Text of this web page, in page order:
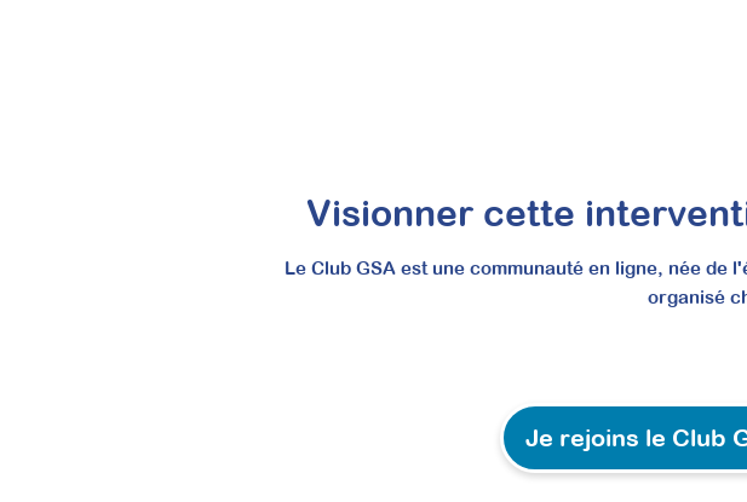
Attestation de formation
Durée 18h réparties sur 5 semaines
Visionner cette
Le Club GSA est une communauté en ligne, née
organisé
Je rejoins le Club